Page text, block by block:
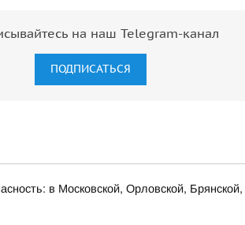
на наш Telegram-канал
ПОДПИСАТЬСЯ
в Московской, Орловской,